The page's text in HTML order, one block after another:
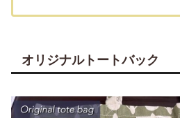
オリジナルトートバック